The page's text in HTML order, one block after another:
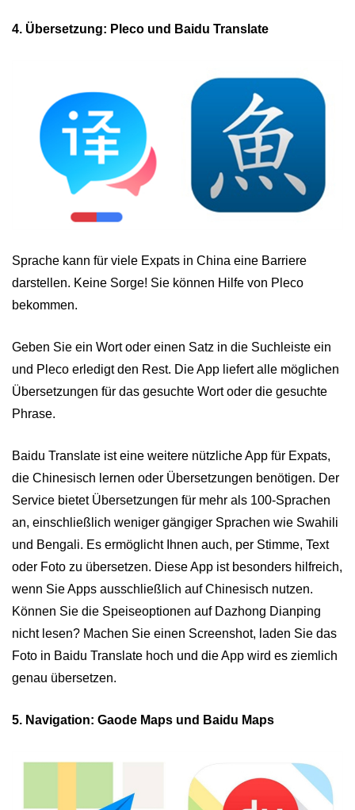
4. Übersetzung: Pleco und Baidu Translate
Sprache kann für viele Expats in China eine Barriere
darstellen. Keine Sorge! Sie können Hilfe von Pleco
bekommen.
Geben Sie ein Wort oder einen Satz in die Suchleiste ein
und Pleco erledigt den Rest. Die App liefert alle möglichen
Übersetzungen für das gesuchte Wort oder die gesuchte
Phrase.
Baidu Translate ist eine weitere nützliche App für Expats,
die Chinesisch lernen oder Übersetzungen benötigen. Der
Service bietet Übersetzungen für mehr als 100-Sprachen
an, einschließlich weniger gängiger Sprachen wie Swahili
und Bengali. Es ermöglicht Ihnen auch, per Stimme, Text
oder Foto zu übersetzen. Diese App ist besonders hilfreich,
wenn Sie Apps ausschließlich auf Chinesisch nutzen.
Können Sie die Speiseoptionen auf Dazhong Dianping
nicht lesen? Machen Sie einen Screenshot, laden Sie das
Foto in Baidu Translate hoch und die App wird es ziemlich
genau übersetzen.
5. Navigation: Gaode Maps und Baidu Maps